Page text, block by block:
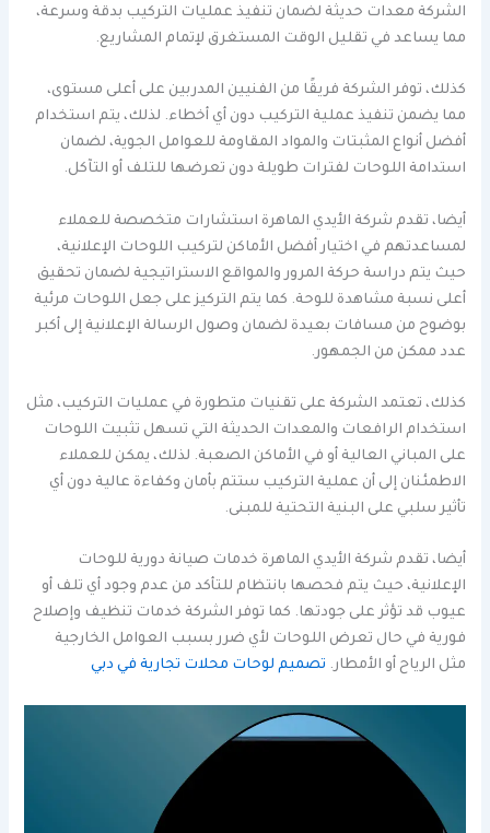
الشركة معدات حديثة لضمان تنفيذ عمليات التركيب بدقة وسرعة،
مما يساعد في تقليل الوقت المستغرق لإتمام المشاريع.
كذلك، توفر الشركة فريقًا من الفنيين المدربين على أعلى مستوى،
مما يضمن تنفيذ عملية التركيب دون أي أخطاء. لذلك، يتم استخدام
أفضل أنواع المثبتات والمواد المقاومة للعوامل الجوية، لضمان
استدامة اللوحات لفترات طويلة دون تعرضها للتلف أو التآكل.
أيضا، تقدم شركة الأيدي الماهرة استشارات متخصصة للعملاء
لمساعدتهم في اختيار أفضل الأماكن لتركيب اللوحات الإعلانية،
حيث يتم دراسة حركة المرور والمواقع الاستراتيجية لضمان تحقيق
أعلى نسبة مشاهدة للوحة. كما يتم التركيز على جعل اللوحات مرئية
بوضوح من مسافات بعيدة لضمان وصول الرسالة الإعلانية إلى أكبر
عدد ممكن من الجمهور.
كذلك، تعتمد الشركة على تقنيات متطورة في عمليات التركيب، مثل
استخدام الرافعات والمعدات الحديثة التي تسهل تثبيت اللوحات
على المباني العالية أو في الأماكن الصعبة. لذلك، يمكن للعملاء
الاطمئنان إلى أن عملية التركيب ستتم بأمان وكفاءة عالية دون أي
تأثير سلبي على البنية التحتية للمبنى.
أيضا، تقدم شركة الأيدي الماهرة خدمات صيانة دورية للوحات
الإعلانية، حيث يتم فحصها بانتظام للتأكد من عدم وجود أي تلف أو
عيوب قد تؤثر على جودتها. كما توفر الشركة خدمات تنظيف وإصلاح
فورية في حال تعرض اللوحات لأي ضرر بسبب العوامل الخارجية
مثل الرياح أو الأمطار. تصميم لوحات محلات تجارية في دبي